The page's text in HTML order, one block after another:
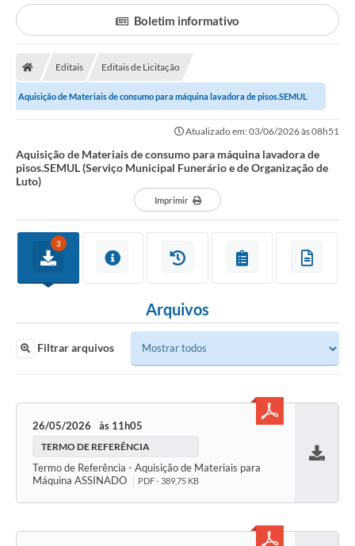
Boletim informativo
Editais Editais de Licitação
Aquisição de Materiais de consumo para máquina lavadora de pisos.SEMUL
Atualizado em: 03/06/2026 às 08h51
Aquisição de Materiais de consumo para máquina lavadora de
pisos.SEMUL (Serviço Municipal Funerário e de Organização de
Luto)
Imprimir
3
Arquivos
Filtrar arquivos
26/05/2026 11h05
TERMO DE REFERÊNCIA
Termo de Referência - Aquisição de Materiais para
Máquina ASSINADO
PDF - 389,75 KB